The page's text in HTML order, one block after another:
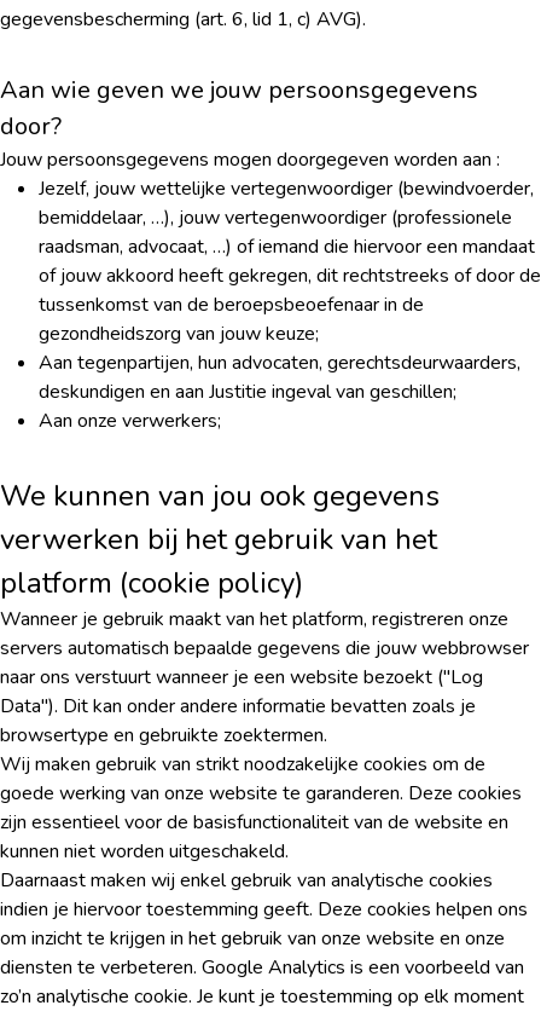
gegevensbescherming (art. 6, lid 1, c) AVG).
Aan wie geven we jouw persoonsgegevens
door?
Jouw persoonsgegevens mogen doorgegeven worden aan :
Jezelf, jouw wettelijke vertegenwoordiger (bewindvoerder,
bemiddelaar, …), jouw vertegenwoordiger (professionele
raadsman, advocaat, …) of iemand die hiervoor een mandaat
of jouw akkoord heeft gekregen, dit rechtstreeks of door de
tussenkomst van de beroepsbeoefenaar in de
gezondheidszorg van jouw keuze;
Aan tegenpartijen, hun advocaten, gerechtsdeurwaarders,
deskundigen en aan Justitie ingeval van geschillen;
Aan onze verwerkers;
We kunnen van jou ook gegevens
verwerken bij het gebruik van het
platform (cookie policy)
Wanneer je gebruik maakt van het platform, registreren onze
servers automatisch bepaalde gegevens die jouw webbrowser
naar ons verstuurt wanneer je een website bezoekt ("Log
Data"). Dit kan onder andere informatie bevatten zoals je
browsertype en gebruikte zoektermen.
Wij maken gebruik van strikt noodzakelijke cookies om de
goede werking van onze website te garanderen. Deze cookies
zijn essentieel voor de basisfunctionaliteit van de website en
kunnen niet worden uitgeschakeld.
Daarnaast maken wij enkel gebruik van analytische cookies
indien je hiervoor toestemming geeft. Deze cookies helpen ons
om inzicht te krijgen in het gebruik van onze website en onze
diensten te verbeteren. Google Analytics is een voorbeeld van
zo’n analytische cookie. Je kunt je toestemming op elk moment